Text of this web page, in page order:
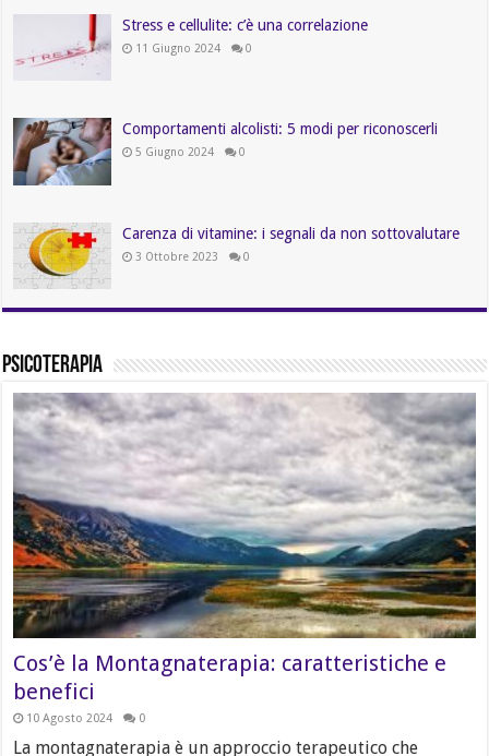
Stress e cellulite: c’è una correlazione
11 Giugno 2024 0
Comportamenti alcolisti: 5 modi per riconoscerli
5 Giugno 2024 0
Carenza di vitamine: i segnali da non sottovalutare
3 Ottobre 2023 0
Psicoterapia
Cos’è la Montagnaterapia: caratteristiche e
benefici
10 Agosto 2024 0
La montagnaterapia è un approccio terapeutico che